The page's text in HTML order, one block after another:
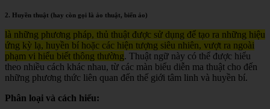
2. Huyền thuật (hay còn gọi là ảo thuật, biến ảo)
là những phương pháp, thủ thuật được sử dụng để tạo ra những hiệu
ứng kỳ lạ, huyền bí hoặc các hiện tượng siêu nhiên, vượt ra ngoài
phạm vi hiểu biết thông thường. Thuật ngữ này có thể được hiểu
theo nhiều cách khác nhau, từ các màn biểu diễn ma thuật cho đến
những phương thức liên quan đến thế giới tâm linh và huyền bí.
Phân loại và cách hiểu: